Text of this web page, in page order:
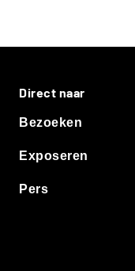
Direct naar
Bezoeken
Exposeren
Pers